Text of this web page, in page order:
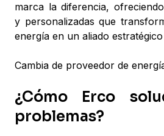
marca la diferencia,
y personalizadas que
energía en un aliado
Cambia de proveedor de
¿Cómo Erco
problemas?